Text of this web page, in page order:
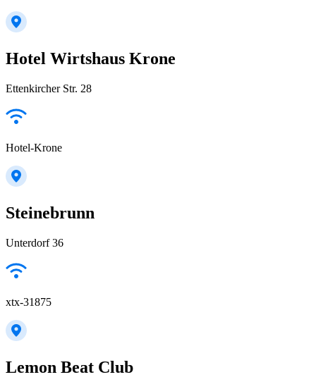
Hotel Wirtshaus Krone
Ettenkircher Str. 28
Hotel-Krone
Steinebrunn
Unterdorf 36
xtx-31875
Lemon Beat Club